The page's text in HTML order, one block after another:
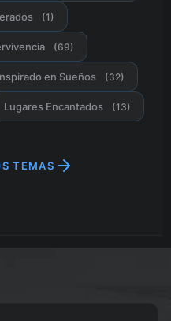
(1)
(69)
en Sueños (32)
Lugares Encantados (13)
TEMAS